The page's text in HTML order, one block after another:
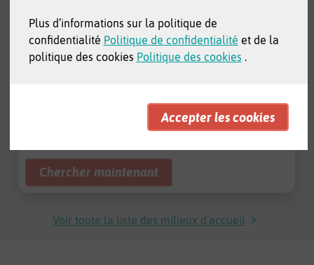
Plus d’informations sur la politique de
confidentialité Politique de confidentialité et de la
politique des cookies Politique des cookies .
Recherchez un
milieu d’accueil
dans votre quartier
Recherchez un
milieu d’accueil le
long d'un itinéraire
Radius
Voir toute la liste des milieux d’accueil